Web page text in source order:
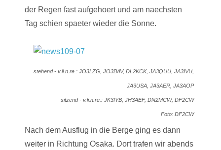
der Regen fast aufgehoert und am naechsten
Tag schien spaeter wieder die Sonne.
stehend - v.li.n.re.: JO3LZG, JO3BAV, DL2KCK, JA3QUU, JA3IVU,
JA3USA, JA3AER, JA3AOP
sitzend - v.li.n.re.: JK3IYB, JH3AEF, DN2MCW, DF2CW
Foto: DF2CW
Nach dem Ausflug in die Berge ging es dann
weiter in Richtung Osaka. Dort trafen wir abends